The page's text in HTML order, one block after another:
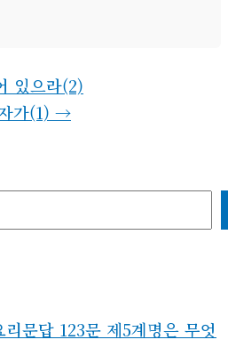
지 서머나 교회
있으라(2)
가(1)